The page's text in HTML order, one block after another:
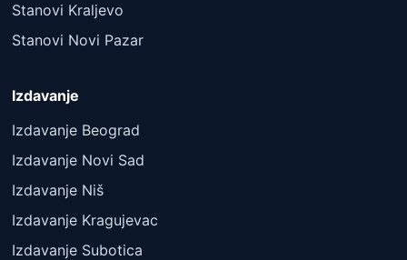
Stanovi Kraljevo
Stanovi Novi Pazar
Izdavanje
Izdavanje Beograd
Izdavanje Novi Sad
Izdavanje Niš
Izdavanje Kragujevac
Izdavanje Subotica